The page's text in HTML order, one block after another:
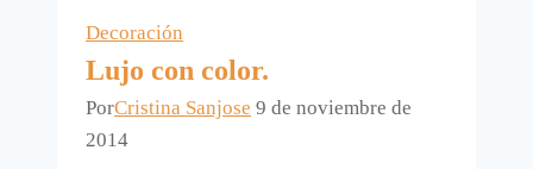
Decoración
Lujo con color.
PorCristina Sanjose 9 de noviembre de
2014